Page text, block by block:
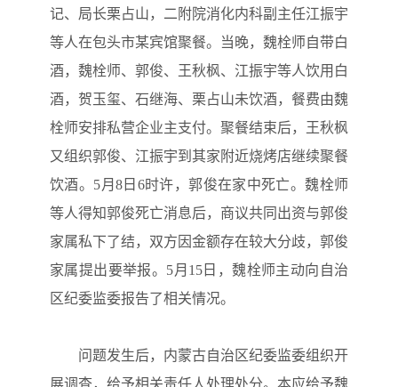
记、局长栗占山，二附院消化内科副主任江振宇
等人在包头市某宾馆聚餐。当晚，魏栓师自带白
酒，魏栓师、郭俊、王秋枫、江振宇等人饮用白
酒，贺玉玺、石继海、栗占山未饮酒，餐费由魏
栓师安排私营企业主支付。聚餐结束后，王秋枫
又组织郭俊、江振宇到其家附近烧烤店继续聚餐
饮酒。5月8日6时许，郭俊在家中死亡。魏栓师
等人得知郭俊死亡消息后，商议共同出资与郭俊
家属私下了结，双方因金额存在较大分歧，郭俊
家属提出要举报。5月15日，魏栓师主动向自治
区纪委监委报告了相关情况。
问题发生后，内蒙古自治区纪委监委组织开